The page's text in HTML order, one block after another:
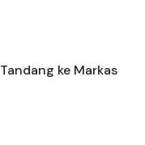
ke Markas